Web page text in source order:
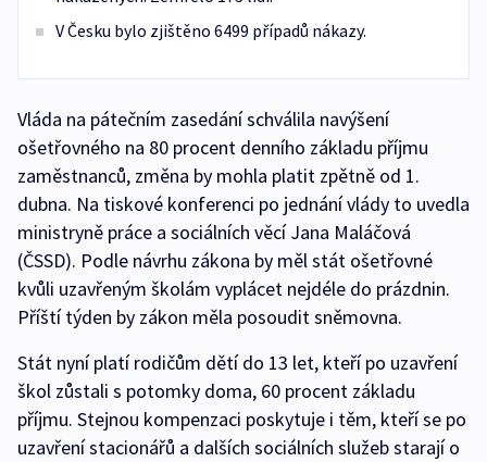
V Česku bylo zjištěno 6499 případů nákazy.
Vláda na pátečním zasedání schválila navýšení
ošetřovného na 80 procent denního základu příjmu
zaměstnanců, změna by mohla platit zpětně od 1.
dubna. Na tiskové konferenci po jednání vlády to uvedla
ministryně práce a sociálních věcí Jana Maláčová
(ČSSD). Podle návrhu zákona by měl stát ošetřovné
kvůli uzavřeným školám vyplácet nejdéle do prázdnin.
Příští týden by zákon měla posoudit sněmovna.
Stát nyní platí rodičům dětí do 13 let, kteří po uzavření
škol zůstali s potomky doma, 60 procent základu
příjmu. Stejnou kompenzaci poskytuje i těm, kteří se po
uzavření stacionářů a dalších sociálních služeb starají o